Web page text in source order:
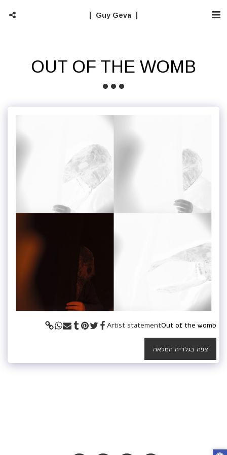
Guy Geva
OUT OF THE WOMB
Out of the womb
Artist statement
צפה בגלריה המלאה